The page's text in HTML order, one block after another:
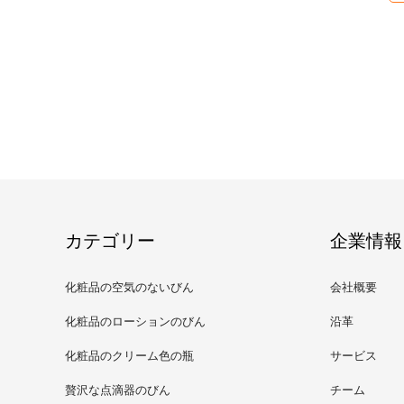
カテゴリー
化粧品の空気のないびん
化粧品のローションのびん
化粧品のクリーム色の瓶
贅沢な点滴器のびん
企業情報
会社概要
沿革
サービス
チーム